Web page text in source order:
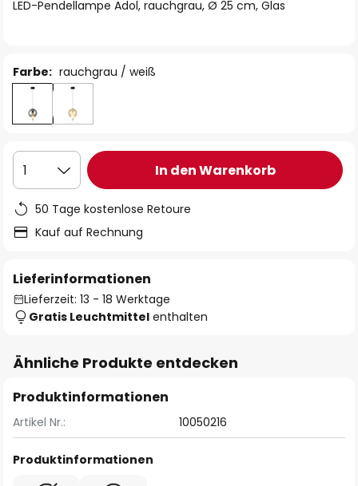
LED-Pendellampe Adol, rauchgrau, Ø 25 cm, Glas
Farbe: rauchgrau / weiß
1 In den Warenkorb
50 Tage kostenlose Retoure
Kauf auf Rechnung
Lieferinformationen
Lieferzeit: 13 - 18 Werktage
Gratis Leuchtmittel enthalten
Ähnliche Produkte entdecken
Produktinformationen
Artikel Nr.: 10050216
Produktinformationen